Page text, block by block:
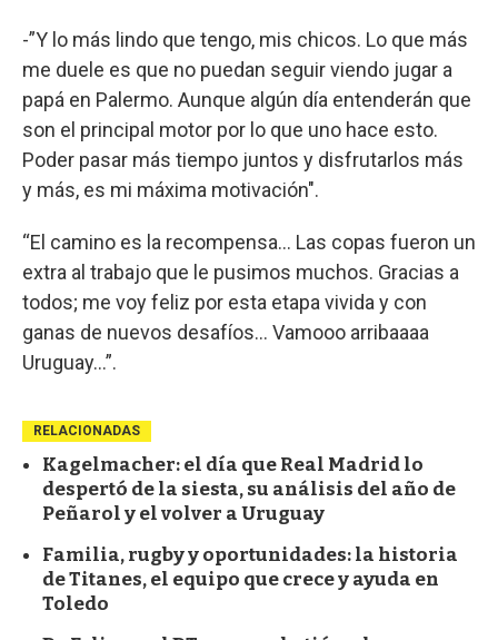
-”Y lo más lindo que tengo, mis chicos. Lo que más
me duele es que no puedan seguir viendo jugar a
papá en Palermo. Aunque algún día entenderán que
son el principal motor por lo que uno hace esto.
Poder pasar más tiempo juntos y disfrutarlos más
y más, es mi máxima motivación".
“El camino es la recompensa... Las copas fueron un
extra al trabajo que le pusimos muchos. Gracias a
todos; me voy feliz por esta etapa vivida y con
ganas de nuevos desafíos… Vamooo arribaaaa
Uruguay…”.
RELACIONADAS
Kagelmacher: el día que Real Madrid lo
despertó de la siesta, su análisis del año de
Peñarol y el volver a Uruguay
Familia, rugby y oportunidades: la historia
de Titanes, el equipo que crece y ayuda en
Toledo